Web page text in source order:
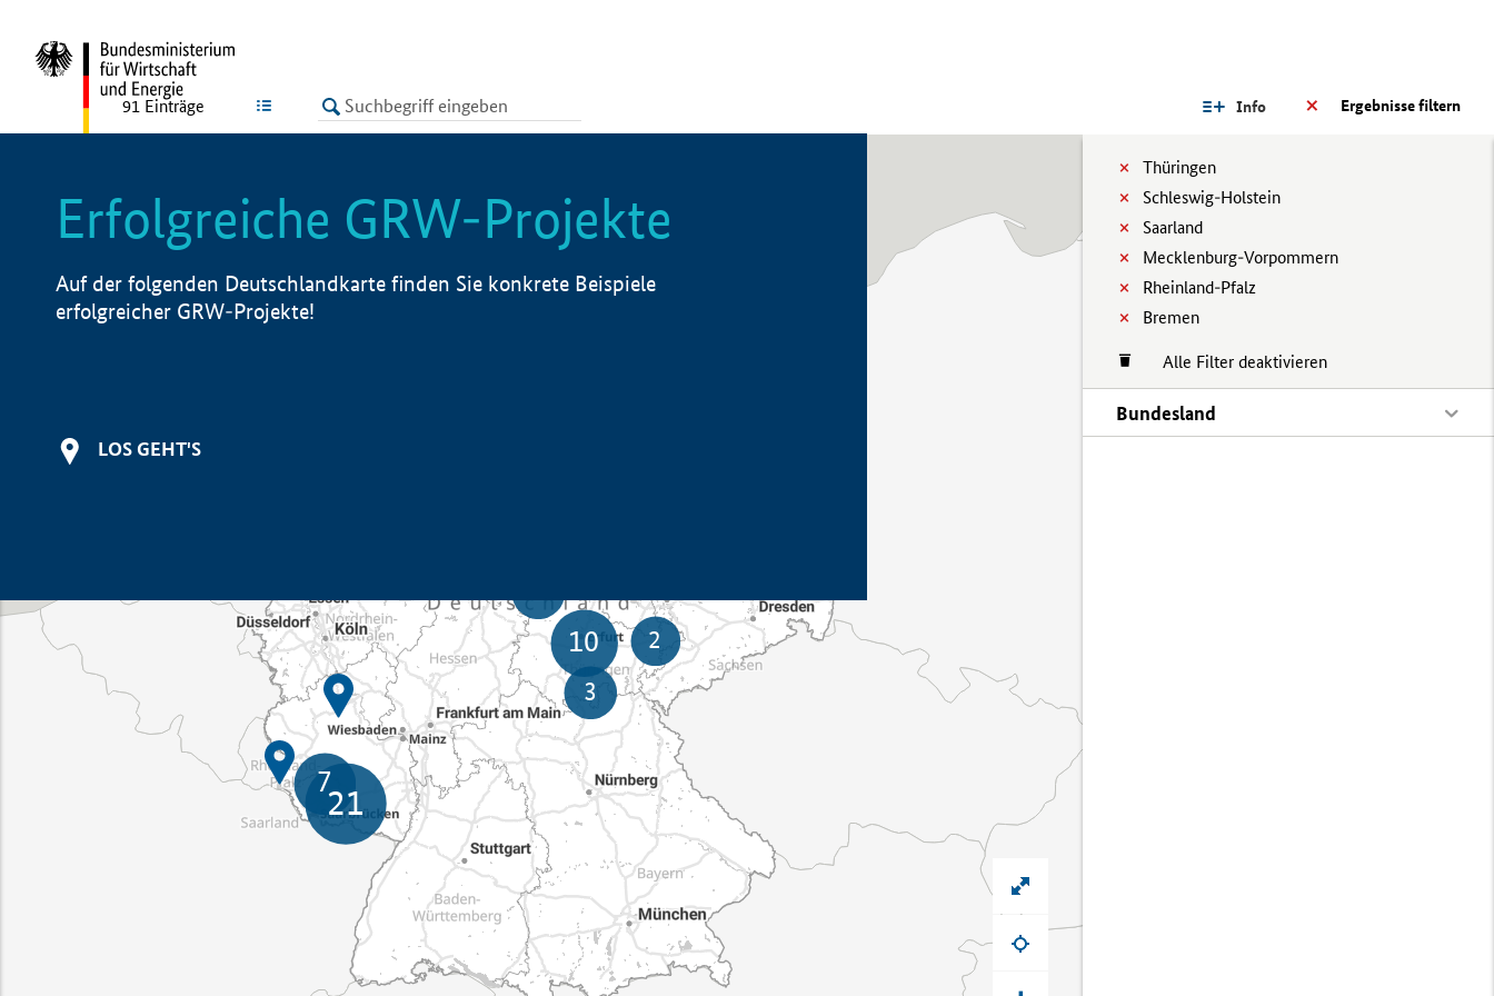
LISTE Ergebnisse filtern
Info
Thüringen
Schleswig-Holstein
Saarland
Mecklenburg-Vorpommern
Rheinland-Pfalz
Bremen
Alle Filter deaktivieren
Bundesland
91 Einträge
Erfolgreiche GRW-Projekte
Auf der folgenden Deutschlandkarte finden Sie konkrete Beispiele
erfolgreicher GRW-Projekte!
LOS GEHT'S